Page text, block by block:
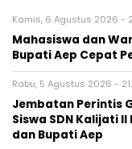
Kamis, 6 Agustus 2026 -
Mahasiswa dan
Bupati Aep Cepat
Rabu, 5 Agustus 2026 -
Jembatan Perintis
Siswa SDN Kalijati
dan Bupati Aep